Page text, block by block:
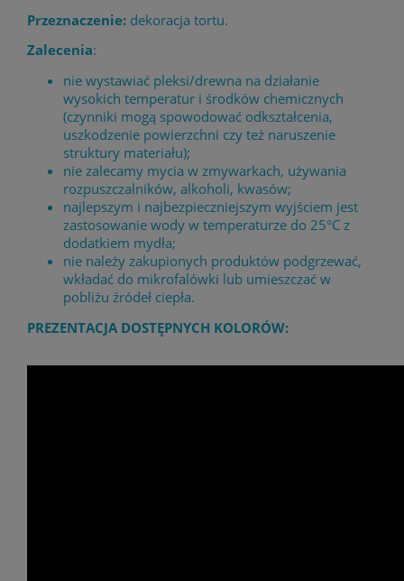
Przeznaczenie: dekoracja tortu.
Zalecenia:
nie wystawiać pleksi/drewna na działanie
wysokich temperatur i środków chemicznych
(czynniki mogą spowodować odkształcenia,
uszkodzenie powierzchni czy też naruszenie
struktury materiału);
nie zalecamy mycia w zmywarkach, używania
rozpuszczalników, alkoholi, kwasów;
najlepszym i najbezpieczniejszym wyjściem jest
zastosowanie wody w temperaturze do 25°C z
dodatkiem mydła;
nie należy zakupionych produktów podgrzewać,
wkładać do mikrofalówki lub umieszczać w
pobliżu źródeł ciepła.
PREZENTACJA DOSTĘPNYCH KOLORÓW: